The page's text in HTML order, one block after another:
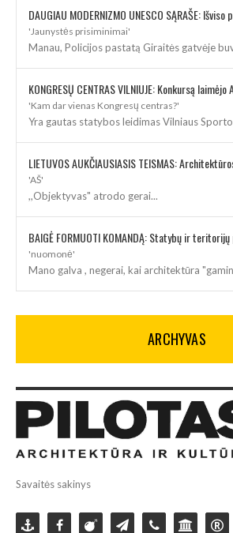
'Jaunystės prisiminimai'
Manau, Policijos pastatą Giraitės gatvėje
'Kam dar vienas Kongresų centras?'
Yra gautas statybos leidimas Vilniaus
'AŠ'
,,Objektyvas" atrodo gerai...
'nuomonė'
Mano galva , negerai, kai architektūra
ARCHYVAS
Savaitės sakinys